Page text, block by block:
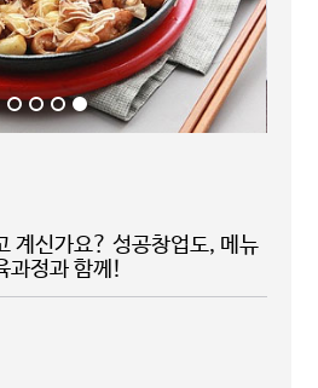
계신가요? 성공창업도, 메뉴
과정과 함께!